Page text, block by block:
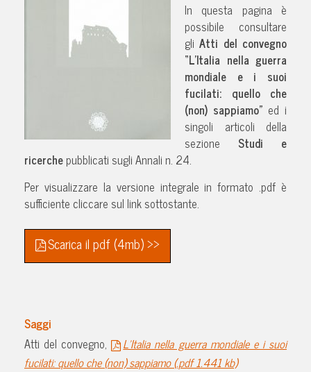
In questa pagina è
possibile consultare
gliAtti del convegno
“L’Italia nella guerra
mondiale e i suoi
fucilati: quello che
(non) sappiamo” ed i
singoli articoli della
sezione Studi e
ricerchepubblicati sugli Annali n. 24.
Per visualizzare la versione integrale in formato .pdf è
sufficiente cliccare sul link sottostante.
Scarica il pdf (4mb) >>
Saggi
Atti del convegno,
L’Italia nella guerra mondiale e i suoi
fucilati: quello che (non) sappiamo (.pdf 1.441 kb)